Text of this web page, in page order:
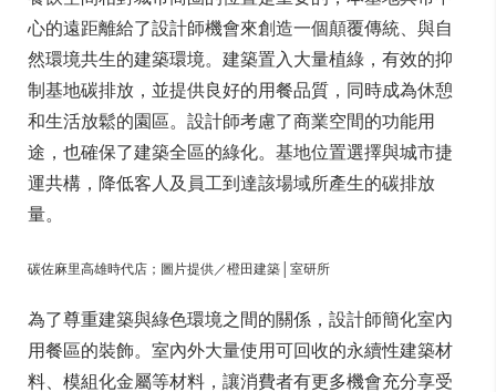
心的遠距離給了設計師機會來創造一個顛覆傳統、與自
然環境共生的建築環境。建築置入大量植綠，有效的抑
制基地碳排放，並提供良好的用餐品質，同時成為休憩
和生活放鬆的園區。設計師考慮了商業空間的功能用
途，也確保了建築全區的綠化。基地位置選擇與城市捷
運共構，降低客人及員工到達該場域所產生的碳排放
量。
碳佐麻里高雄時代店；圖片提供／橙田建築│室研所
為了尊重建築與綠色環境之間的關係，設計師簡化室內
用餐區的裝飾。室內外大量使用可回收的永續性建築材
料、模組化金屬等材料，讓消費者有更多機會充分享受